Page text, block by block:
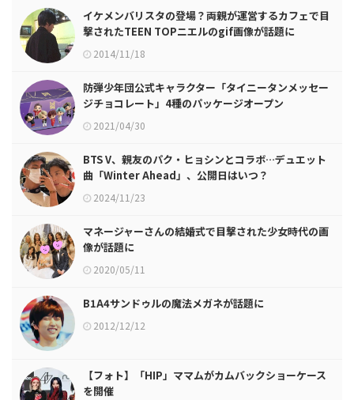
イケメンバリスタの登場？両親が運営するカフェで目
撃されたTEEN TOPニエルのgif画像が話題に
2014/11/18
防弾少年団公式キャラクター「タイニータンメッセー
ジチョコレート」4種のパッケージオープン
2021/04/30
BTS V、親友のパク・ヒョシンとコラボ…デュエット
曲「Winter Ahead」、公開日はいつ？
2024/11/23
マネージャーさんの結婚式で目撃された少女時代の画
像が話題に
2020/05/11
B1A4サンドゥルの魔法メガネが話題に
2012/12/12
【フォト】「HIP」ママムがカムバックショーケース
を開催